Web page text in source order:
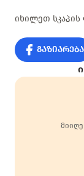
იხილეთ
გაზიარება